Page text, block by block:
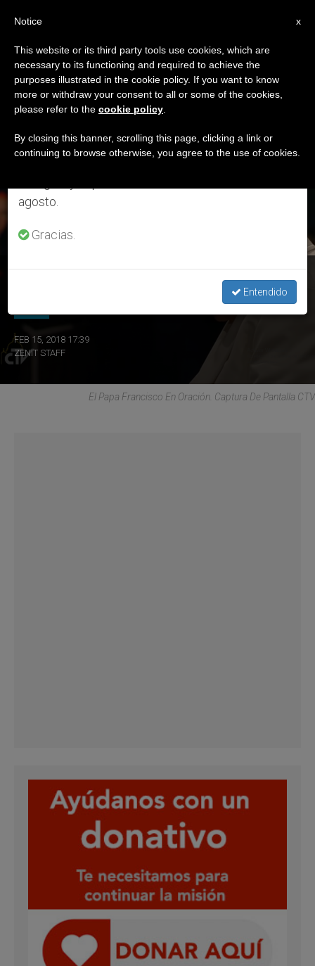
ETIQUETA
Posts Tagged
‘Parkland’
ÚLTIMAS NOTICIAS
FEB 15, 2018 17:39
ZENIT STAFF
El Papa Francisco En Oración. Captura De Pantalla CTV
×
Aviso importante
Del 27 de julio al 7 de agosto haremos la pausa
anual, aprovechando que en el periodo de verano
se generan menos informaciones y también el
agosto.
Gracias.
Entendido
x
Notice
This website or its third party tools use cookies, which are
necessary to its functioning and required to achieve the
purposes illustrated in the cookie policy. If you want to know
more or withdraw your consent to all or some of the cookies,
please refer to the cookie policy
By closing this banner, scrolling this page, clicking a link or
continuing to browse otherwise, you agree to the use of cookies.